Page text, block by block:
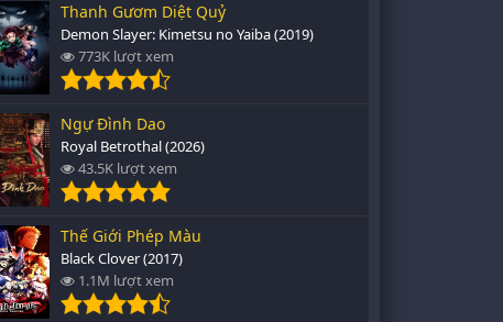
Thanh Gươm Diệt Quỷ
Demon Slayer: Kimetsu no Yaiba (2019)
773K lượt xem
Ngự Đình Dao
Royal Betrothal (2026)
43.5K lượt xem
Thế Giới Phép Màu
Black Clover (2017)
1.1M lượt xem